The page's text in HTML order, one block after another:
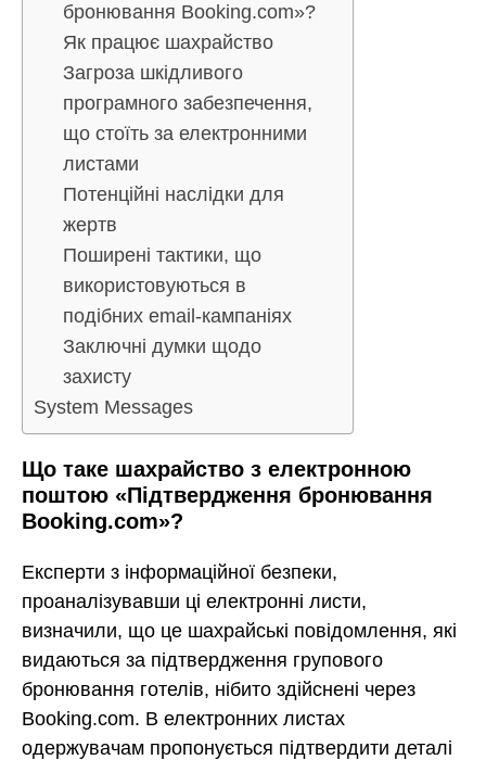
бронювання Booking.com»?
Як працює шахрайство
Загроза шкідливого
програмного забезпечення,
що стоїть за електронними
листами
Потенційні наслідки для
жертв
Поширені тактики, що
використовуються в
подібних email-кампаніях
Заключні думки щодо
захисту
System Messages
Що таке шахрайство з електронною
поштою «Підтвердження бронювання
Booking.com»?
Експерти з інформаційної безпеки,
проаналізувавши ці електронні листи,
визначили, що це шахрайські повідомлення, які
видаються за підтвердження групового
бронювання готелів, нібито здійснені через
Booking.com. В електронних листах
одержувачам пропонується підтвердити деталі